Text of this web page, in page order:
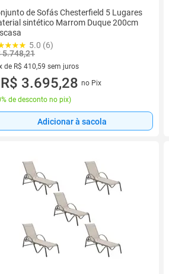
de Sofás Chesterfield 5 Lugares
sintético Marrom Duque 200cm
5.0 (6)
5.748,21
de R$ 410,59 sem juros
vez de R$ 410,59 sem juros
R$ 3.695,28 no Pix
de desconto no pix)
Adicionar à sacola